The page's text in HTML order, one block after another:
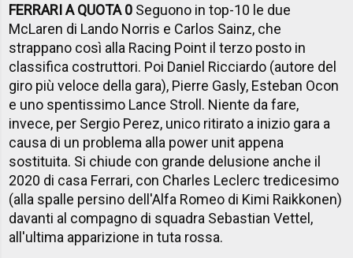
FERRARI A QUOTA 0 Seguono in top-10 le due
McLaren di Lando Norris e Carlos Sainz, che
strappano così alla Racing Point il terzo posto in
classifica costruttori. Poi Daniel Ricciardo (autore del
giro più veloce della gara), Pierre Gasly, Esteban Ocon
e uno spentissimo Lance Stroll. Niente da fare,
invece, per Sergio Perez, unico ritirato a inizio gara a
causa di un problema alla power unit appena
sostituita. Si chiude con grande delusione anche il
2020 di casa Ferrari, con Charles Leclerc tredicesimo
(alla spalle persino dell'Alfa Romeo di Kimi Raikkonen)
davanti al compagno di squadra Sebastian Vettel,
all'ultima apparizione in tuta rossa.